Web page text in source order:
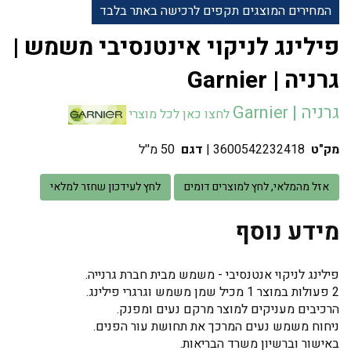
המחירים המוצגים תקפים לרכישה באתר בלבד
פילינג לניקוי אינטנסיבי משמש |
גרניה | Garnier
גרניה | Garnier
לחצו כאן לכל מוצרי
מק"ט 3600542232418
| דגם 50 מ''ל
אזל מהמלאי, לחץ למוצרים דומים לחץ לעידכון שחזר למלאי
מידע נוסף
פילינג לניקוי אנטנסיבי - משמש מבית חברת גרנייה.
2 פעולות במוצר 1 מכיל שמן משמש וגרגרי פילינג.
הרכיבים מעניקים למוצר מרקם נעים ומפנק.
ניחוח משמש נעים המרכך את תחושת עור הפנים.
באישור וברשיון משרד הבריאות.